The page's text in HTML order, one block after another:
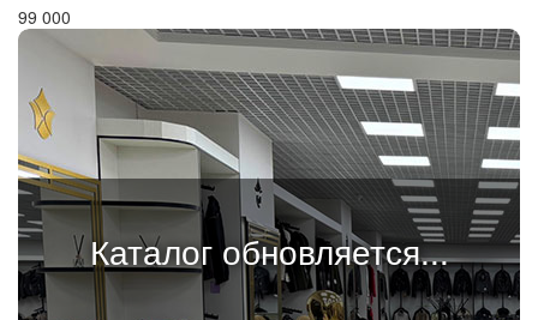
99 000
Каталог обновляется...